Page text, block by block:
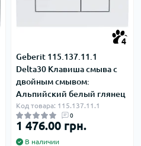
4
Geberit 115.137.11.1
Delta30 Клавиша смыва с
двойным смывом:
Альпийский белый глянец
Код товара: 115.137.11.1
0
1 476.00 грн.
В наличии